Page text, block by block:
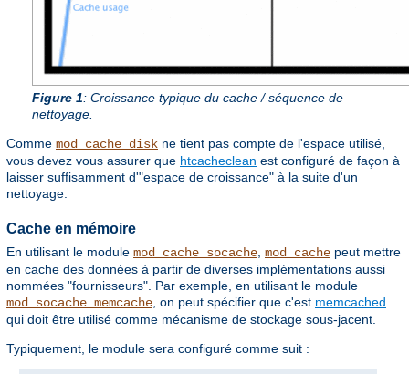
Figure 1: Croissance typique du cache / séquence de
nettoyage.
Comme mod_cache_disk ne tient pas compte de l'espace utilisé,
vous devez vous assurer que htcacheclean est configuré de façon à
laisser suffisamment d'"espace de croissance" à la suite d'un
nettoyage.
Cache en mémoire
En utilisant le module mod_cache_socache mod_cache peut mettre
en cache des données à partir de diverses implémentations aussi
nommées "fournisseurs". Par exemple, en utilisant le module
mod_socache_memcache , on peut spécifier que c'est memcached
qui doit être utilisé comme mécanisme de stockage sous-jacent.
Typiquement, le module sera configuré comme suit :